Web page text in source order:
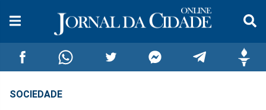
CompartilharCompartilhar
SOCIEDADE